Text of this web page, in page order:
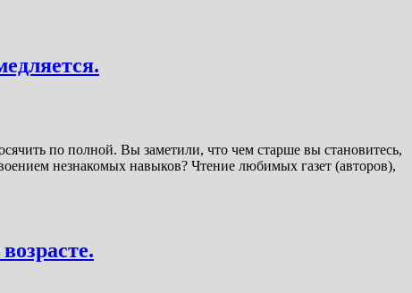
по полной. Вы заметили, что чем старше вы становитесь,
незнакомых навыков? Чтение любимых газет (авторов),